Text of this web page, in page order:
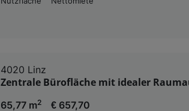
4020 Linz
Zentrale Bürofläche mit idealer
65,77 m2 € 657,70